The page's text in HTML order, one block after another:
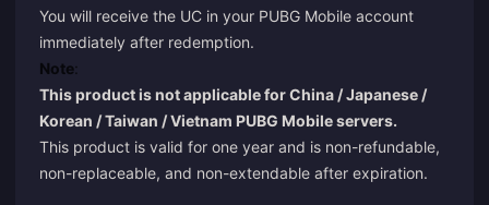
You will receive the UC in your PUBG Mobile account
immediately after redemption.
Note:
This product is not applicable for China / Japanese /
Korean / Taiwan / Vietnam PUBG Mobile servers.
This product is valid for one year and is non-refundable,
non-replaceable, and non-extendable after expiration.